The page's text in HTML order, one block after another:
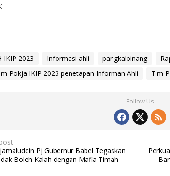
IKIP 2023 Informasi ahli pangkalpinang
Pokja IKIP 2023 penetapan Informan Ahli
Tim
Follow Us
Pj Gubernur Babel Tegaskan
Boleh Kalah dengan Mafia Timah